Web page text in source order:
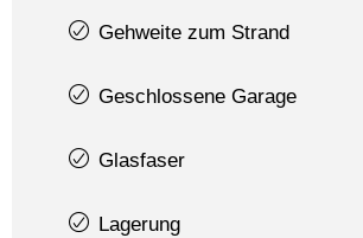
Gehweite zum Strand
Geschlossene Garage
Glasfaser
Lagerung